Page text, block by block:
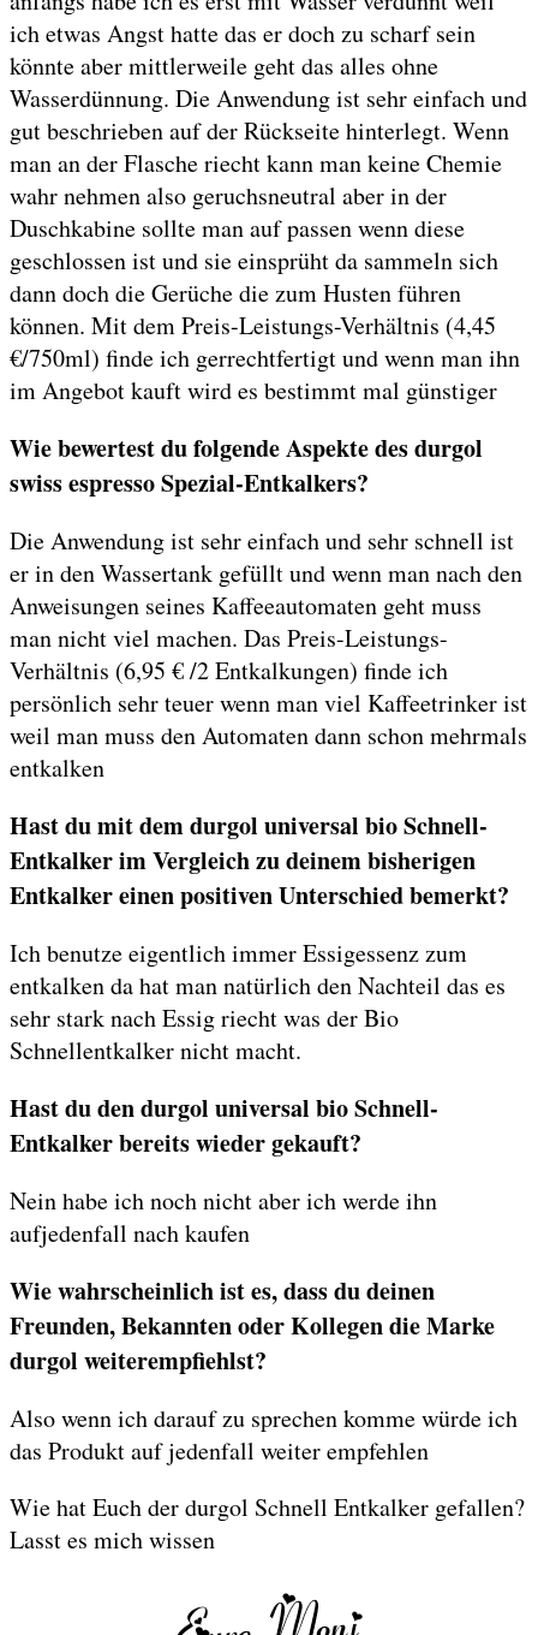
ich etwas Angst hatte das er doch zu scharf sein
könnte aber mittlerweile geht das alles ohne
Wasserdünnung. Die Anwendung ist sehr einfach und
gut beschrieben auf der Rückseite hinterlegt. Wenn
man an der Flasche riecht kann man keine Chemie
wahr nehmen also geruchsneutral aber in der
Duschkabine sollte man auf passen wenn diese
geschlossen ist und sie einsprüht da sammeln sich
dann doch die Gerüche die zum Husten führen
können. Mit dem Preis-Leistungs-Verhältnis (4,45
€/750ml) finde ich gerrechtfertigt und wenn man ihn
im Angebot kauft wird es bestimmt mal günstiger
Wie bewertest du folgende Aspekte des durgol
swiss espresso Spezial-Entkalkers?
Die Anwendung ist sehr einfach und sehr schnell ist
er in den Wassertank gefüllt und wenn man nach den
Anweisungen seines Kaffeeautomaten geht muss
man nicht viel machen. Das Preis-Leistungs-
Verhältnis (6,95 € /2 Entkalkungen) finde ich
persönlich sehr teuer wenn man viel Kaffeetrinker ist
weil man muss den Automaten dann schon mehrmals
entkalken
Hast du mit dem durgol universal bio Schnell-
Entkalker im Vergleich zu deinem bisherigen
Entkalker einen positiven Unterschied bemerkt?
Ich benutze eigentlich immer Essigessenz zum
entkalken da hat man natürlich den Nachteil das es
sehr stark nach Essig riecht was der Bio
Schnellentkalker nicht macht.
Hast du den durgol universal bio Schnell-
Entkalker bereits wieder gekauft?
Nein habe ich noch nicht aber ich werde ihn
aufjedenfall nach kaufen
Wie wahrscheinlich ist es, dass du deinen
Freunden, Bekannten oder Kollegen die Marke
durgol weiterempfiehlst?
Also wenn ich darauf zu sprechen komme würde ich
das Produkt auf jedenfall weiter empfehlen
Wie hat Euch der durgol Schnell Entkalker gefallen?
Lasst es mich wissen